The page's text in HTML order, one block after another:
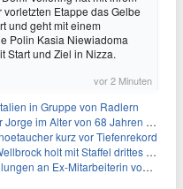
vorletzten Etappe das Gelbe
und geht mit einem
Polin Kasia Niewiadoma
Start und Ziel in Nizza.
vor 2 Minuten
in Gruppe von Radlern
im Alter von 68 Jahren gestorben
kurz vor Tiefenrekord
holt mit Staffel drittes EM-Gold
an Ex-Mitarbeiterin von Infantino